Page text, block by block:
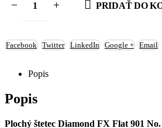
PRIDAŤ DO
Facebook Twitter LinkedIn Google + Email
Popis
Popis
Plochý štetec Diamond FX Flat 901 No.